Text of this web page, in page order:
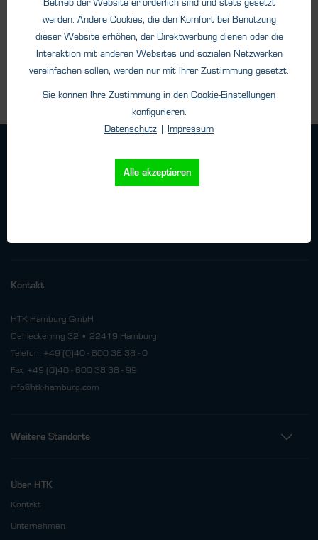
Details
Kontakt
HTK Hamburg GmbH
Oehleckerring 32 • 22419 Hamburg
Telefon: +49 (0)40 - 600 38 38 - 0
Fax: +49 (0)40 - 600 38 38 - 99
info@htk-hamburg.com
Weitere Standorte
Über HTK
Kontakt
Unternehmen
Betrieb der Website erforderlich sind und stets gesetzt
werden. Andere Cookies, die den Komfort bei Benutzung
dieser Website erhöhen, der Direktwerbung dienen oder die
Interaktion mit anderen Websites und sozialen Netzwerken
vereinfachen sollen, werden nur mit Ihrer Zustimmung gesetzt.
Sie können Ihre Zustimmung in den Cookie-Einstellungen
konfigurieren.
Datenschutz | Impressum
Alle akzeptieren